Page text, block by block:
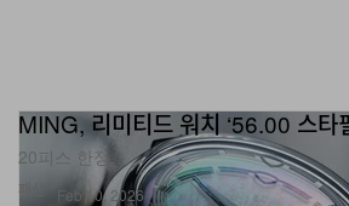
패션
MING, 리미티드 워치 ‘56.00 스타
20피스 한정.
Feb 10, 2026